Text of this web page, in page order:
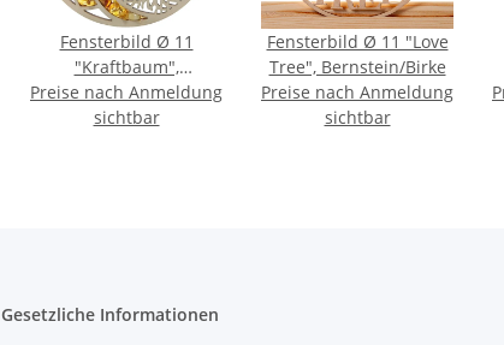
Fensterbild Ø 11
"Kraftbaum",
Bernstein/Birke
Preise nach Anmeldung
sichtbar
Fensterbild Ø 11 "Love
Tree", Bernstein/Birke
Preise nach Anmeldung
sichtbar
Gesetzliche Informationen